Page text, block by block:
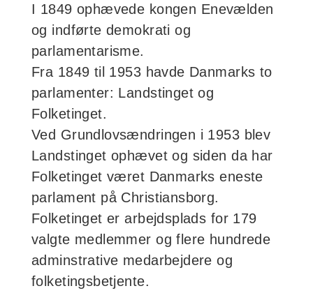
I 1849 ophævede kongen Enevælden
og indførte demokrati og
parlamentarisme.
Fra 1849 til 1953 havde Danmarks to
parlamenter: Landstinget og
Folketinget.
Ved Grundlovsændringen i 1953 blev
Landstinget ophævet og siden da har
Folketinget været Danmarks eneste
parlament på Christiansborg.
Folketinget er arbejdsplads for 179
valgte medlemmer og flere hundrede
adminstrative medarbejdere og
folketingsbetjente.